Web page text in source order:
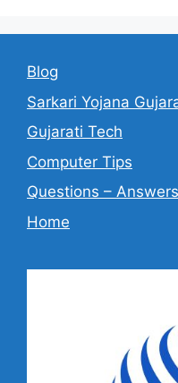
Blog
Sarkari Yojana
Gujarati Tech
Computer Tips
Questions – Answers
Home